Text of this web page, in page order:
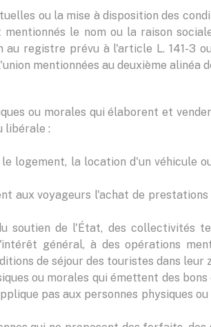
ou la mise à disposition des
le nom ou la raison
registre prévu à l'article L. 141-3
mentionnées au deuxième alinéa
ou morales qui élaborent et
libérale :
logement, la location d'un véhicule
aux voyageurs l'achat de prestations
soutien de l'État, des collectivités
général, à des opérations
de séjour des touristes dans leur
ou morales qui émettent des
pas aux personnes physiques